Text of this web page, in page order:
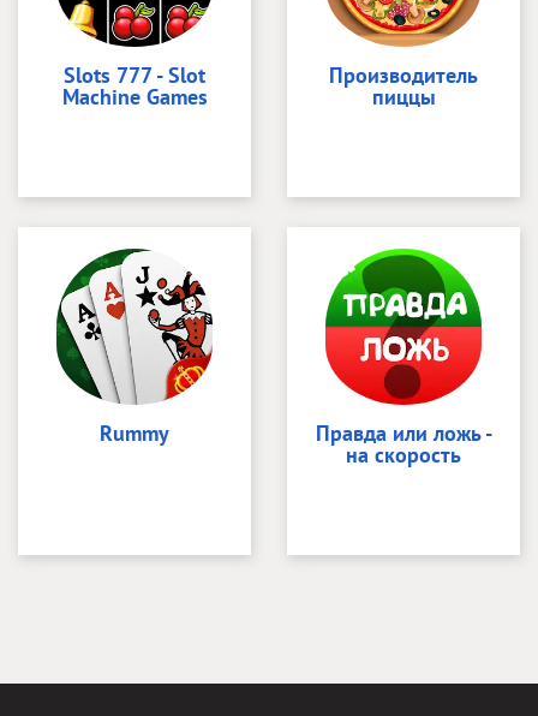
Slots 777 - Slot
Machine Games
Производитель
пиццы
Rummy Правда или ложь -
на скорость